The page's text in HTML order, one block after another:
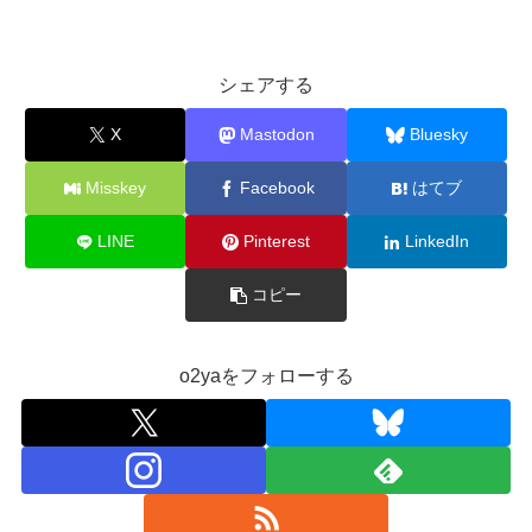
シェアする
X Mastodon Bluesky
Misskey Facebook はてブ
LINE Pinterest LinkedIn
コピー
o2yaをフォローする